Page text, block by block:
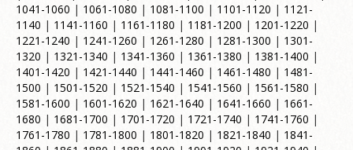
1041-1060 | 1061-1080 | 1081-1100 | 1101-1120 | 1121-
1140 | 1141-1160 | 1161-1180 | 1181-1200 | 1201-1220 |
1221-1240 | 1241-1260 | 1261-1280 | 1281-1300 | 1301-
1320 | 1321-1340 | 1341-1360 | 1361-1380 | 1381-1400 |
1401-1420 | 1421-1440 | 1441-1460 | 1461-1480 | 1481-
1500 | 1501-1520 | 1521-1540 | 1541-1560 | 1561-1580 |
1581-1600 | 1601-1620 | 1621-1640 | 1641-1660 | 1661-
1680 | 1681-1700 | 1701-1720 | 1721-1740 | 1741-1760 |
1761-1780 | 1781-1800 | 1801-1820 | 1821-1840 | 1841-